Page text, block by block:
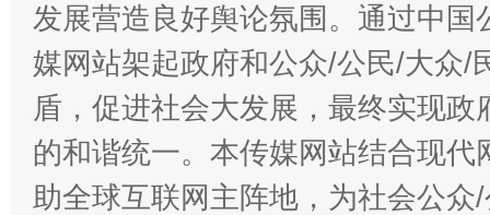
发展营造良好舆论氛围。通过中
媒网站架起政府和公众/公民/大众/
盾，促进社会大发展，最终实现
的和谐统一。本传媒网站结合现
助全球互联网主阵地，为社会公